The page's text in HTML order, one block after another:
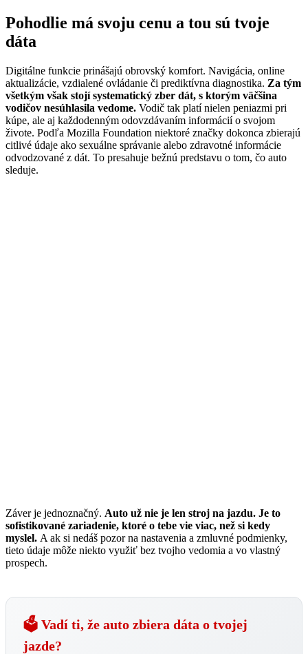
Pohodlie má svoju cenu a tou sú tvoje
dáta
Digitálne funkcie prinášajú obrovský komfort. Navigácia, online
aktualizácie, vzdialené ovládanie či prediktívna diagnostika. Za tým
všetkým však stojí systematický zber dát, s ktorým väčšina
vodičov nesúhlasila vedome. Vodič tak platí nielen peniazmi pri
kúpe, ale aj každodenným odovzdávaním informácií o svojom
živote. Podľa Mozilla Foundation niektoré značky dokonca zbierajú
citlivé údaje ako sexuálne správanie alebo zdravotné informácie
odvodzované z dát. To presahuje bežnú predstavu o tom, čo auto
sleduje.
Záver je jednoznačný. Auto už nie je len stroj na jazdu. Je to
sofistikované zariadenie, ktoré o tebe vie viac, než si kedy
myslel. A ak si nedáš pozor na nastavenia a zmluvné podmienky,
tieto údaje môže niekto využiť bez tvojho vedomia a vo vlastný
prospech.
🗳️ Vadí ti, že auto zbiera dáta o tvojej
jazde?